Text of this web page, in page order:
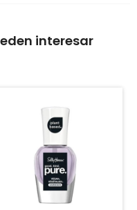
interesar